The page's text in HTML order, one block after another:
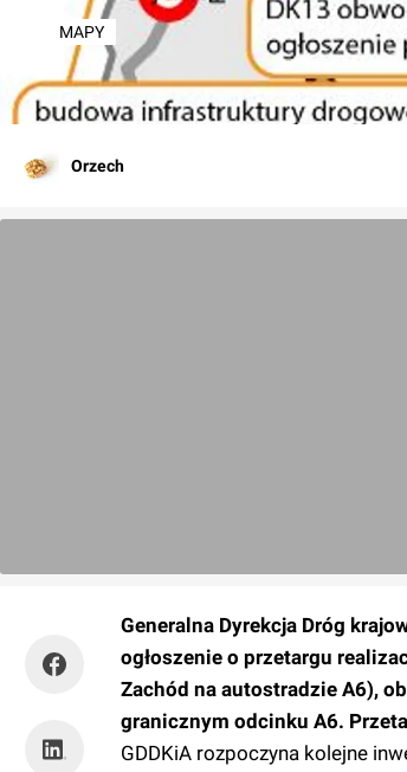
MAPY
Orzech
Generalna Dyrekcja Dróg
ogłoszenie o przetargu
Zachód na autostradzie A6),
granicznym odcinku A6.
GDDKiA rozpoczyna kolejne